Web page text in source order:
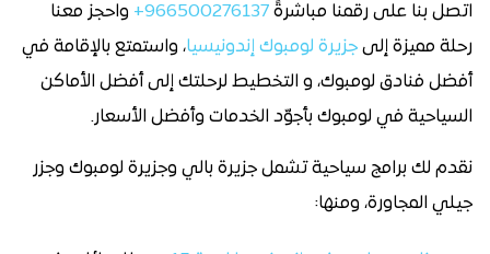
اتصل بنا على رقمنا مباشرةً 966500276137+
واحجز معنا
رحلة مميزة إلى جزيرة لومبوك إندونيسيا، واستمتع بالإقامة في
أفضل فنادق لومبوك، و التخطيط لرحلتك إلى أفضل الأماكن
السياحية في لومبوك بأجوّد الخدمات وأفضل الأسعار.
نقدم لك برامج سياحية تشمل جزيرة بالي وجزيرة لومبوك وجزر
جيلي المجاورة، ومنها: